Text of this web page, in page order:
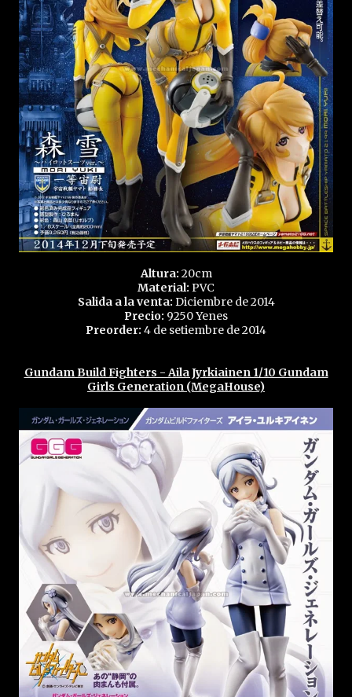
Altura: 20cm
Material: PVC
Salida a la venta: Diciembre de 2014
Precio: 9250 Yenes
Preorder: 4 de setiembre de 2014
Gundam Build Fighters - Aila Jyrkiainen 1/10 Gundam
Girls Generation (MegaHouse)